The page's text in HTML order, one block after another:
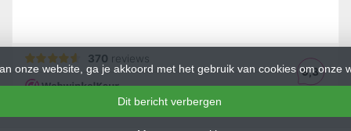
onze website, ga je akkoord met het gebruik van cookies om onze
Dit bericht verbergen